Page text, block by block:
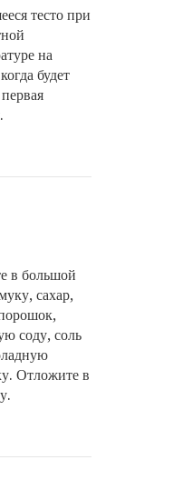
тесто при
на
будет
в большой
сахар,
соду, соль
Отложите в